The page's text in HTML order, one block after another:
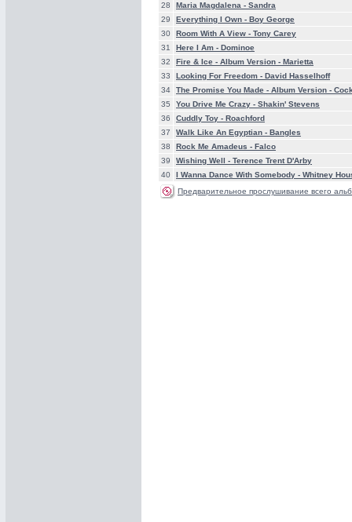
28
Maria Magdalena - Sandra
29
Everything I Own - Boy George
30
Room With A View - Tony Carey
31
Here I Am - Dominoe
32
Fire & Ice - Album Version - Marietta
33
Looking For Freedom - David Hasselhoff
34
The Promise You Made - Album Version -
35
You Drive Me Crazy - Shakin' Stevens
36
Cuddly Toy - Roachford
37
Walk Like An Egyptian - Bangles
38
Rock Me Amadeus - Falco
39
Wishing Well - Terence Trent D'Arby
40
I Wanna Dance With Somebody - Whitney
Предварительное прослушивание всего